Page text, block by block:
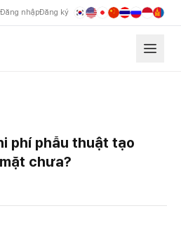
Đăng nhậpĐăng ký
phí phẫu thuật tạo
chưa?